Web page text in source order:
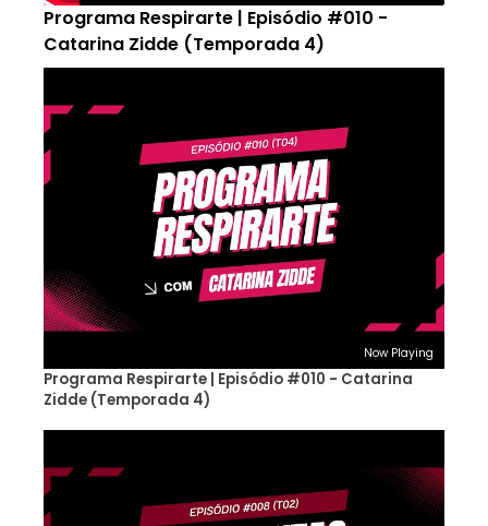
Programa Respirarte | Episódio #010 -
Catarina Zidde (Temporada 4)
Now Playing
Programa Respirarte | Episódio #010 - Catarina
Zidde (Temporada 4)